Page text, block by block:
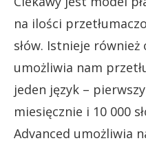
na ilości
słów. Istnieje
umożliwia nam
jeden język –
miesięcznie i 10 000
Advanced umożliwia